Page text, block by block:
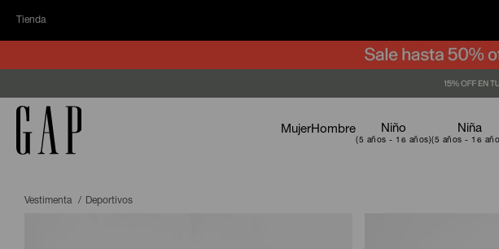
Tienda
MujerHombre Niño Niña
Vestimenta Deportivos